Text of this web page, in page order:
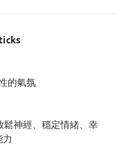
的氣氛
鬆神經、穩定情緒、幸
力